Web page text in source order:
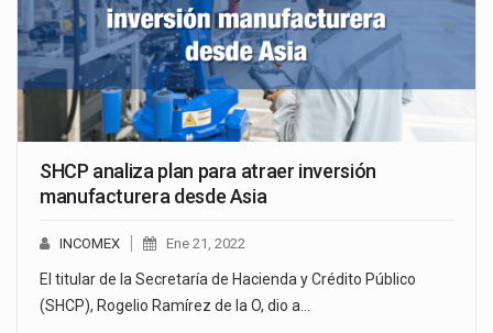
SHCP analiza plan para atraer inversión
manufacturera desde Asia
INCOMEX Ene 21, 2022
El titular de la Secretaría de Hacienda y Crédito Público
(SHCP), Rogelio Ramírez de la O, dio a…